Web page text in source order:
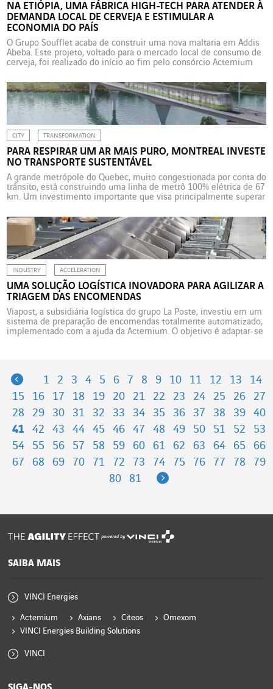
NA ETIÓPIA, UMA FÁBRICA HIGH-TECH PARA ATENDER À
DEMANDA LOCAL DE CERVEJA E ESTIMULAR A
ECONOMIA DO PAÍS
O Grupo Soufflet acaba de construir uma nova maltaria em Addis
Abeba. Este projeto, voltado para o mercado local de consumo de
cerveja, foi realizado do início ao fim pelo consórcio Actemium
de desenvolver o emprego local, respeitando as exigências
ambientais. Na África, a Etiópia […]
CITY TRANSFORMATION
PARA RESPIRAR UM AR MAIS PURO, MONTREAL INVESTE
NO TRANSPORTE SUSTENTÁVEL
A grande metrópole do Quebec, muito congestionada por conta do
trânsito, está construindo uma linha de metrô 100% elétrica de 67
km. Um investimento importante que visa principalmente superar
público no Quebec dos últimos cinquenta anos. A Rede expressa
metropolitana (REM, Réseau express métropolitain), um metrô […]
INDUSTRY ACCELERATION
UMA SOLUÇÃO LOGÍSTICA INOVADORA PARA AGILIZAR A
TRIAGEM DAS ENCOMENDAS
Viapost, a subsidiária logística do grupo La Poste, investiu em um
sistema de preparação de encomendas totalmente automatizado,
implementado com a ajuda da Actemium. O objetivo é adaptar-se
Previous
1 2 3 4 5 6 7 8 9 10 11 12 13
14
15
16 17 18 19 20 21 22 23 24 25 26
27
28
29 30 31 32 33 34 35 36 37 38 39
40
41
42 43 44 45 46 47 48 49 50 51 52
53
54
55 56 57 58 59 60 61 62 63 64 65
66
67
68 69 70 71 72 73 74 75 76 77 78
79
80
81 Next
powered by
SAIBA MAIS
VINCI Energies
Actemium Axians Citeos
Omexom
VINCI Energies Building Solutions
VINCI